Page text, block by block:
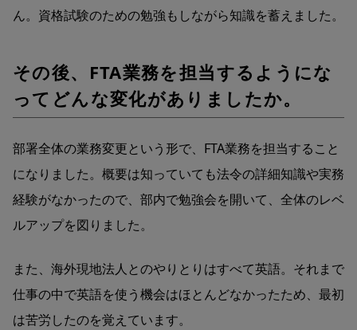
ん。資格試験のための勉強もしながら知識を蓄えました。
その後、FTA業務を担当するようにな
ってどんな変化がありましたか。
部署全体の業務変更という形で、FTA業務を担当すること
になりました。概要は知っていても法令の詳細知識や実務
経験がなかったので、部内で勉強会を開いて、全体のレベ
ルアップを図りました。
また、海外現地法人とのやりとりはすべて英語。それまで
仕事の中で英語を使う機会はほとんどなかったため、最初
は苦労したのを覚えています。